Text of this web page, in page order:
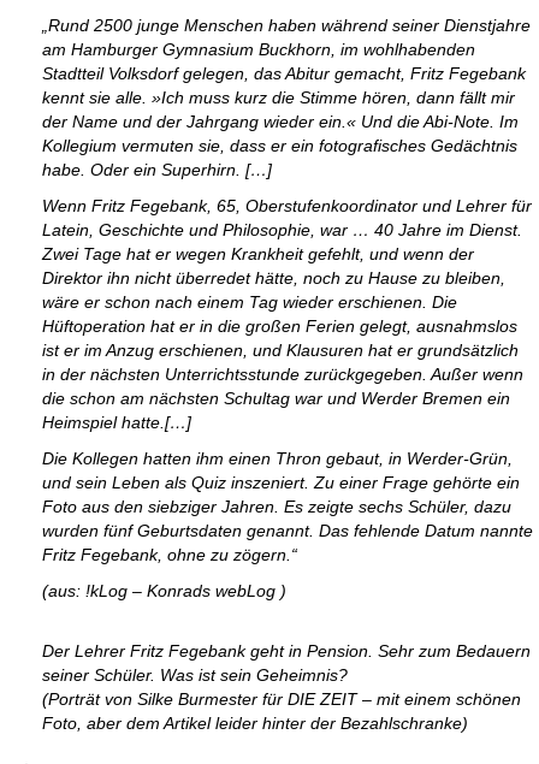
„Rund 2500 junge Menschen haben während seiner Dienstjahre
am Hamburger Gymnasium Buckhorn, im wohlhabenden
Stadtteil Volksdorf gelegen, das Abitur gemacht, Fritz Fegebank
kennt sie alle. »Ich muss kurz die Stimme hören, dann fällt mir
der Name und der Jahrgang wieder ein.« Und die Abi-Note. Im
Kollegium vermuten sie, dass er ein fotografisches Gedächtnis
habe. Oder ein Superhirn. […]
Wenn Fritz Fegebank, 65, Oberstufenkoordinator und Lehrer für
Latein, Geschichte und Philosophie, war … 40 Jahre im Dienst.
Zwei Tage hat er wegen Krankheit gefehlt, und wenn der
Direktor ihn nicht überredet hätte, noch zu Hause zu bleiben,
wäre er schon nach einem Tag wieder erschienen. Die
Hüftoperation hat er in die großen Ferien gelegt, ausnahmslos
ist er im Anzug erschienen, und Klausuren hat er grundsätzlich
in der nächsten Unterrichtsstunde zurückgegeben. Außer wenn
die schon am nächsten Schultag war und Werder Bremen ein
Heimspiel hatte.[…]
Die Kollegen hatten ihm einen Thron gebaut, in Werder-Grün,
und sein Leben als Quiz inszeniert. Zu einer Frage gehörte ein
Foto aus den siebziger Jahren. Es zeigte sechs Schüler, dazu
wurden fünf Geburtsdaten genannt. Das fehlende Datum nannte
Fritz Fegebank, ohne zu zögern.“
(aus: !kLog – Konrads webLog )
Der Lehrer Fritz Fegebank geht in Pension. Sehr zum Bedauern
seiner Schüler. Was ist sein Geheimnis?
(Porträt von Silke Burmester für DIE ZEIT – mit einem schönen
Foto, aber dem Artikel leider hinter der Bezahlschranke)